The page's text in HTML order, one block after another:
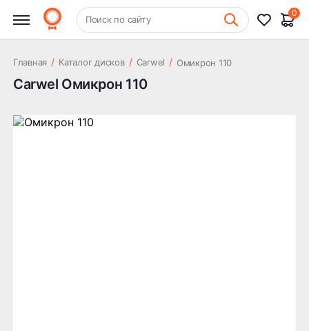
+7 (831) 261-35-35 Шиномонтаж
Поиск по сайту
0
Главная / Каталог дисков / Carwel / Омикрон 110
Carwel Омикрон 110